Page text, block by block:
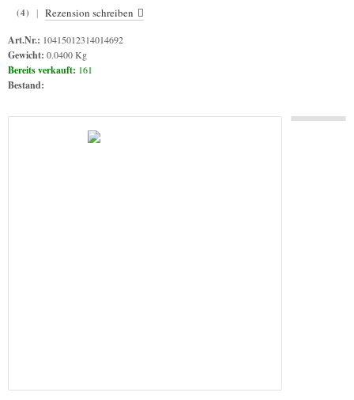
(4) | Rezension schreiben
Art.Nr.: 10415012314014692
Gewicht: 0.0400 Kg
Bereits verkauft: 161
Bestand: